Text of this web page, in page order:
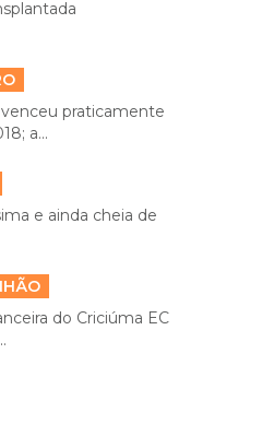
praticamente
a...
e ainda cheia de
do Criciúma EC